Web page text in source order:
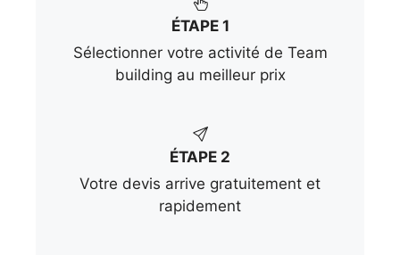
ÉTAPE 1
Sélectionner votre activité de Team
building au meilleur prix
ÉTAPE 2
Votre devis arrive gratuitement et
rapidement